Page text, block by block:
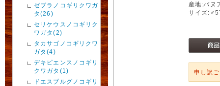
ゼブラノコギリクワガ
タ(26)
セリケウスノコギリク
ワガタ(2)
タカサゴノコギリクワ
ガタ(4)
デキピエンスノコギリ
クワガタ(1)
ドエスブルグノコギリ
産地:バヌ
サイズ
申し訳